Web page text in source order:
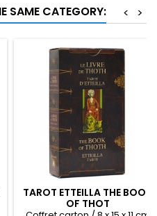
SAME CATEGORY: >
<
TAROT ETTEILLA THE BOOK
OF THOT